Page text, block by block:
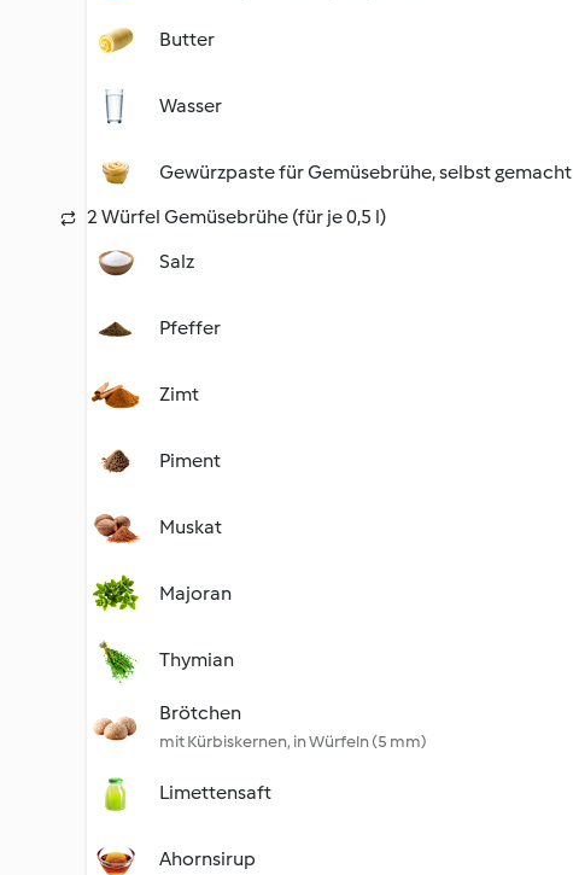
Butter
Wasser
Gewürzpaste für Gemüsebrühe, selbst gemacht
2 Würfel Gemüsebrühe (für je 0,5 l)
Salz
Pfeffer
Zimt
Piment
Muskat
Majoran
Thymian
Brötchen
mit Kürbiskernen, in Würfeln (5 mm)
Limettensaft
Ahornsirup